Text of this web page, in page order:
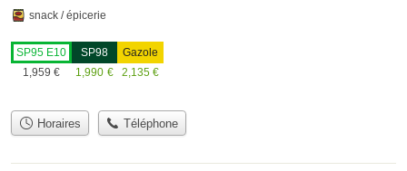
snack / épicerie
SP95 E10
1,959 €
SP98
1,990 €
Gazole
2,135 €
Horaires Téléphone